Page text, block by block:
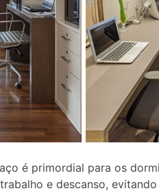
é primordial para os
e descanso,